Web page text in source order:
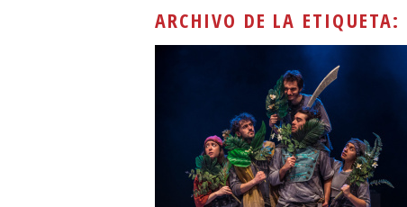
ARCHIVO DE LA ETIQUETA: